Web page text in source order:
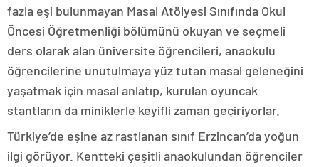
fazla eşi bulunmayan Masal Atölyesi Sınıfında Okul
Öncesi Öğretmenliği bölümünü okuyan ve seçmeli
ders olarak alan üniversite öğrencileri, anaokulu
öğrencilerine unutulmaya yüz tutan masal geleneğini
yaşatmak için masal anlatıp, kurulan oyuncak
stantların da miniklerle keyifli zaman geçiriyorlar.
Türkiye’de eşine az rastlanan sınıf Erzincan’da yoğun
ilgi görüyor. Kentteki çeşitli anaokulundan öğrenciler